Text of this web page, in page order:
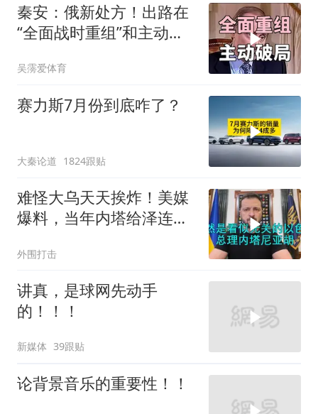
秦安：俄新处方！出路在
“全面战时重组”和主动破
吴霶爱体育
赛力斯7月份到底咋了？
大秦论道 1824跟贴
难怪大乌天天挨炸！美媒
爆料，当年内塔给泽连斯
外围打击
讲真，是球网先动手
的！！！
新媒体 39跟贴
论背景音乐的重要性！！